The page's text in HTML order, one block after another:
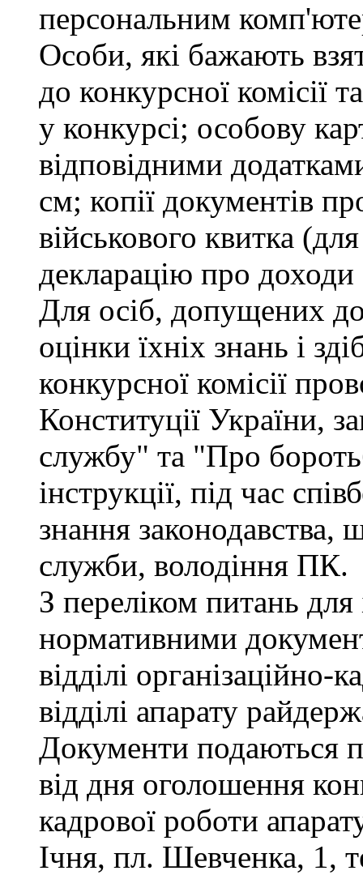
персональним
Особи, які бажають
до конкурсної комісії
у конкурсі; особову
відповідними
см; копії документів
військового квитка
декларацію про доходи
Для осіб, допущених
оцінки їхніх знань і
конкурсної комісії
Конституції України,
службу" та "Про
інструкції, під час
знання законодавства,
служби, володіння ПК.
З переліком питань
нормативними
відділі організаційно-
відділі апарату
Документи подаються
від дня оголошення
кадрової роботи
Ічня, пл. Шевченка, 1,